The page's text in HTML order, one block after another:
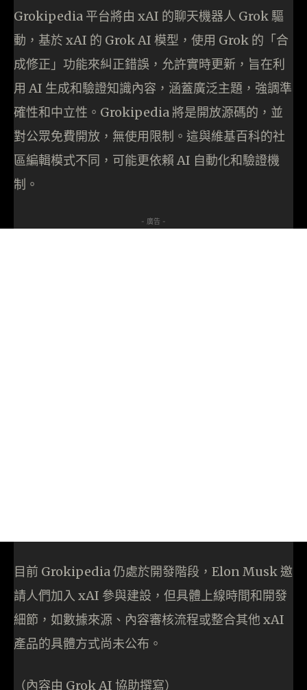
Grokipedia 平台將由 xAI 的聊天機器人 Grok 驅
動，基於 xAI 的 Grok AI 模型，使用 Grok 的「合
成修正」功能來糾正錯誤，允許實時更新，旨在利
用 AI 生成和驗證知識內容，涵蓋廣泛主題，強調準
確性和中立性。Grokipedia 將是開放源碼的，並
對公眾免費開放，無使用限制。這與維基百科的社
區編輯模式不同，可能更依賴 AI 自動化和驗證機
制。
- 廣告 -
目前 Grokipedia 仍處於開發階段，Elon Musk 邀
請人們加入 xAI 參與建設，但具體上線時間和開發
細節，如數據來源、內容審核流程或整合其他 xAI
產品的具體方式尚未公布。
（內容由 Grok AI 協助撰寫）